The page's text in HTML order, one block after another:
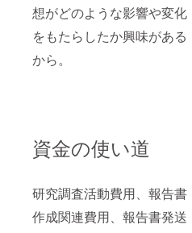
想がどのような影響や変化
をもたらしたか興味がある
から。
資金の使い道
研究調査活動費用、報告書
作成関連費用、報告書発送